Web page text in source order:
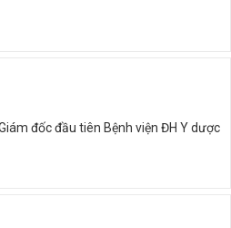
đốc đầu tiên Bệnh viện ĐH Y dược